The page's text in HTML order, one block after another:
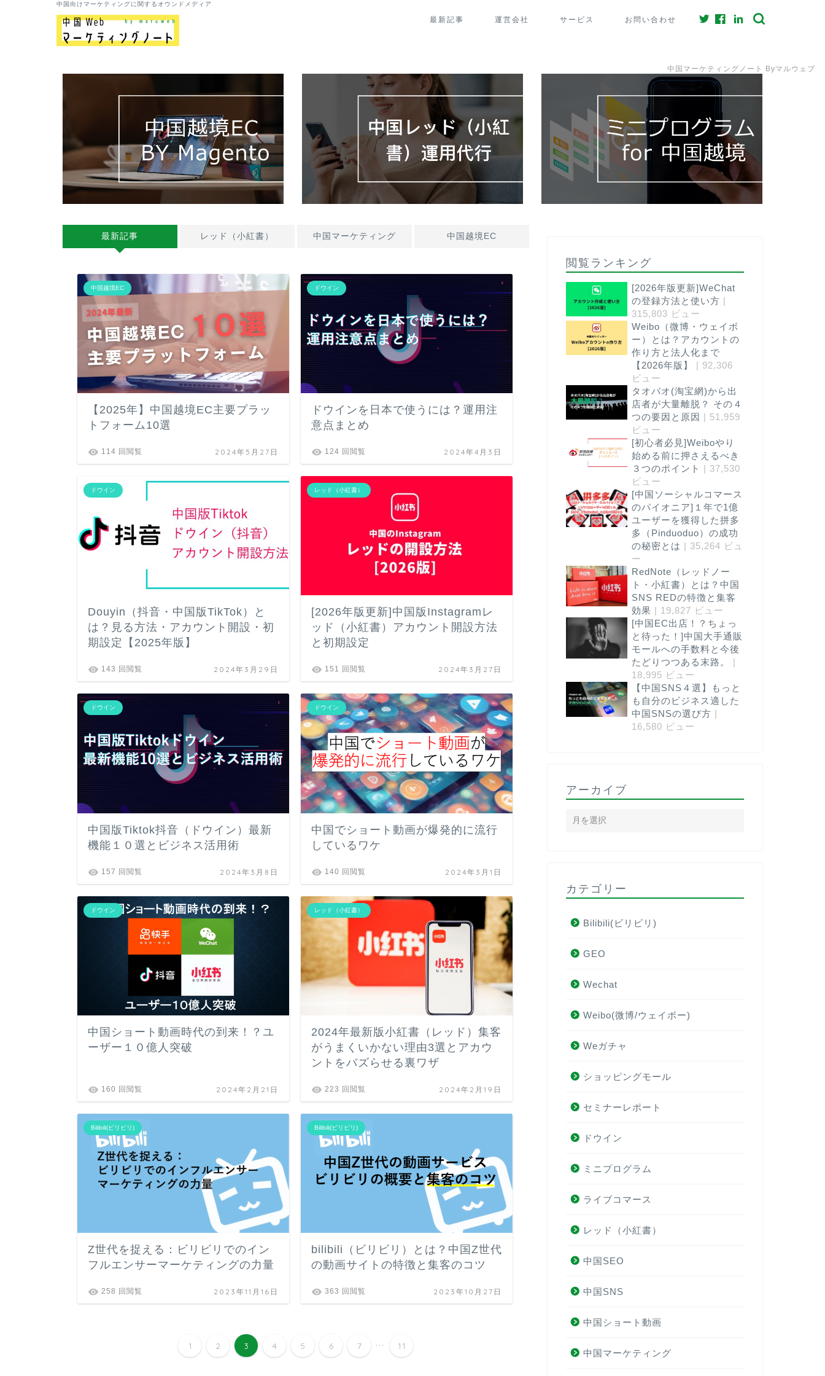
中国向けマーケティングに関するオウンドメディア
最新記事 運営会社 サービス お問い合わせ
中国マーケティングノート Byマルウェブ
最新記事 レッド（小紅書） 中国マーケティング 中国越境EC
中国越境EC
【2025年】中国越境EC主要プラッ
トフォーム10選
114 回閲覧 2024年5月27日
ドウイン
ドウインを日本で使うには？運用注
意点まとめ
124 回閲覧 2024年4月3日
ドウイン
Douyin（抖音・中国版TikTok）と
は？見る方法・アカウント開設・初
期設定【2025年版】
143 回閲覧 2024年3月29日
レッド（小紅書）
[2026年版更新]中国版Instagramレ
ッド（小紅書）アカウント開設方法
と初期設定
151 回閲覧 2024年3月27日
ドウイン
中国版Tiktok抖音（ドウイン）最新
機能１０選とビジネス活用術
157 回閲覧 2024年3月8日
ドウイン
中国でショート動画が爆発的に流行
しているワケ
140 回閲覧 2024年3月1日
ドウイン
中国ショート動画時代の到来！？ユ
ーザー１０億人突破
160 回閲覧 2024年2月21日
レッド（小紅書）
2024年最新版小紅書（レッド）集客
がうまくいかない理由3選とアカウ
ントをバズらせる裏ワザ
223 回閲覧 2024年2月19日
Bilibili(ビリビリ)
Z世代を捉える：ビリビリでのイン
フルエンサーマーケティングの力量
258 回閲覧 2023年11月16日
Bilibili(ビリビリ)
bilibili（ビリビリ）とは？中国Z世代
の動画サイトの特徴と集客のコツ
363 回閲覧 2023年10月27日
1 2 3 4 5 6 7 ... 11
レッド（小紅書）
中国の渡航自粛で揺れる今、小紅書
で投稿する時に絶対に気をつけるこ
40 回閲覧 2025年11月28日
レッド（小紅書）
【最新発表】小紅書（RED）公式が
相次いで新ルールを発表！運用担当
者が今すぐチェックすべきポイント
68 回閲覧 2025年4月28日
70 回閲覧
レッド（小紅書）
RED（小紅書）を活用して訪日中国
戦略
108 回閲覧
ドウイン
中国ショート動画時代の到来！？ユ
160 回閲覧
閲覧ランキング
[2026年版更新]WeChat
の登録方法と使い方 |
315,803 ビュー
Weibo（微博・ウェイボ
ー）とは？アカウントの
作り方と法人化まで
【2026年版】 | 92,306
ビュー
タオバオ(淘宝網)から出
店者が大量離脱？ その４
つの要因と原因 | 51,959
ビュー
[初心者必見]Weiboやり
始める前に押さえるべき
３つのポイント | 37,530
ビュー
[中国ソーシャルコマース
のパイオニア]１年で1億
ユーザーを獲得した拼多
多（Pinduoduo）の成功
の秘密とは | 35,264 ビュ
ー
RedNote（レッドノー
ト・小紅書）とは？中国
SNS REDの特徴と集客
効果 | 19,827 ビュー
[中国EC出店！？ちょっ
と待った！]中国大手通販
モールへの手数料と今後
たどりつつある末路。 |
18,995 ビュー
【中国SNS４選】もっと
も自分のビジネス適した
中国SNSの選び方 |
16,580 ビュー
アーカイブ
カテゴリー
Bilibili(ビリビリ)
GEO
Wechat
Weibo(微博/ウェイボー)
Weガチャ
ショッピングモール
セミナーレポート
ドウイン
ミニプログラム
ライブコマース
レッド（小紅書）
中国SEO
中国SNS
中国ショート動画
中国マーケティング